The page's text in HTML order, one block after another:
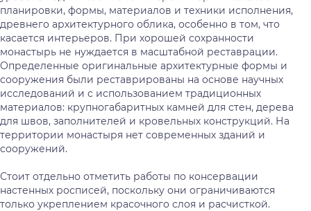
планировки, формы, материалов и техники исполнения,
древнего архитектурного облика, особенно в том, что
касается интерьеров. При хорошей сохранности
монастырь не нуждается в масштабной реставрации.
Определенные оригинальные архитектурные формы и
сооружения были реставрированы на основе научных
исследований и с использованием традиционных
материалов: крупногабаритных камней для стен, дерева
для швов, заполнителей и кровельных конструкций. На
территории монастыря нет современных зданий и
сооружений.
Стоит отдельно отметить работы по консервации
настенных росписей, поскольку они ограничиваются
только укреплением красочного слоя и расчисткой.